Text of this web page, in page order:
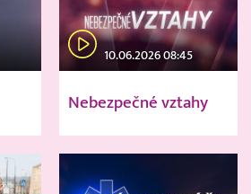
10.06.2026 08:45
Nebezpečné vztahy